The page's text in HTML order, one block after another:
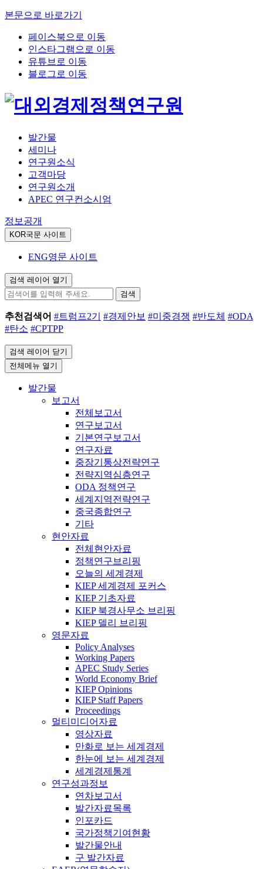
본문으로 바로가기
페이스북으로 이동
인스타그램으로 이동
유튜브로 이동
블로그로 이동
발간물
세미나
연구원소식
고객마당
연구원소개
APEC 연구컨소시엄
정보공개
KOR국문 사이트
ENG영문 사이트
검색 레이어 열기
검색
추천검색어 #트럼프2기 #경제안보 #미중경쟁 #반도체 #ODA
#탄소 #CPTPP
검색 레이어 닫기
전체메뉴 열기
발간물
보고서
전체보고서
연구보고서
기본연구보고서
연구자료
중장기통상전략연구
전략지역심층연구
ODA 정책연구
세계지역전략연구
중국종합연구
기타
현안자료
전체현안자료
정책연구브리핑
오늘의 세계경제
KIEP 세계경제 포커스
KIEP 기초자료
KIEP 북경사무소 브리핑
KIEP 델리 브리핑
영문자료
Policy Analyses
Working Papers
APEC Study Series
World Economy Brief
KIEP Opinions
KIEP Staff Papers
Proceedings
멀티미디어자료
영상자료
만화로 보는 세계경제
한눈에 보는 세계경제
세계경제통계
연구성과정보
연차보고서
발간자료목록
인포카드
국가정책기여현황
발간물안내
구 발간자료